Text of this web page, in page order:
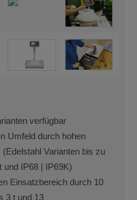
verfügbar
Umfeld durch hohen
Varianten bis zu
und IP68 | IP69K)
Einsatzbereich durch 10
3 t und 13